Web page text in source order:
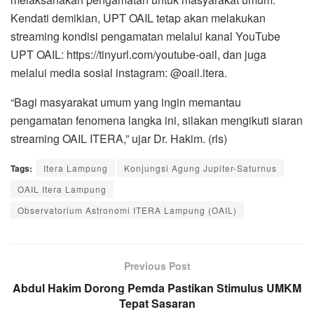
Kendati demikian, UPT OAIL tetap akan melakukan
streaming kondisi pengamatan melalui kanal YouTube
UPT OAIL: https://tinyurl.com/youtube-oail, dan juga
melalui media sosial instagram: @oail.itera.
“Bagi masyarakat umum yang ingin memantau
pengamatan fenomena langka ini, silakan mengikuti siaran
streaming OAIL ITERA,” ujar Dr. Hakim. (rls)
Tags: Itera Lampung
Konjungsi Agung Jupiter-Saturnus
OAIL Itera Lampung
Observatorium Astronomi ITERA Lampung (OAIL)
Previous Post
Abdul Hakim Dorong Pemda Pastikan Stimulus UMKM
Tepat Sasaran